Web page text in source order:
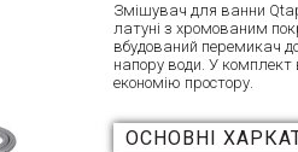
Змішувач для ванни
латуні з хромованим
вбудований перемикач
напору води. У
економію простору.
ОСНОВНІ